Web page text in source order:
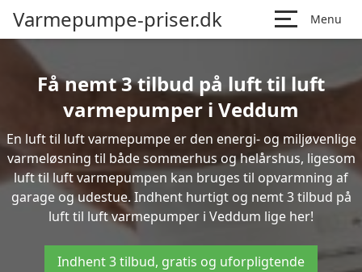
Varmepumpe-priser.dk Menu
Få nemt 3 tilbud på luft til luft
varmepumper i Veddum
En luft til luft varmepumpe er den energi- og miljøvenlige
varmeløsning til både sommerhus og helårshus, ligesom
luft til luft varmepumpen kan bruges til opvarmning af
garage og udestue. Indhent hurtigt og nemt 3 tilbud på
luft til luft varmepumper i Veddum lige her!
Indhent 3 tilbud, gratis og uforpligtende